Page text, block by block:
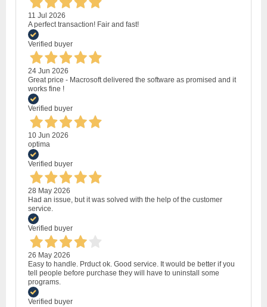
11 Jul 2026
A perfect transaction! Fair and fast!
Verified buyer
24 Jun 2026
Great price - Macrosoft delivered the software as promised and it
works fine !
Verified buyer
10 Jun 2026
optima
Verified buyer
28 May 2026
Had an issue, but it was solved with the help of the customer
service.
Verified buyer
26 May 2026
Easy to handle. Prduct ok. Good service. It would be better if you
tell people before purchase they will have to uninstall some
programs.
Verified buyer